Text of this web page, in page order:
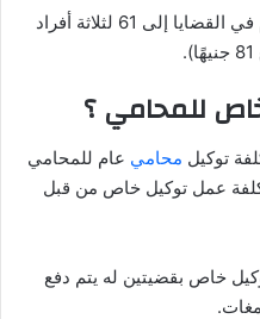
يصل سعر تكلفة التوكيل العام في القضايا إلى 61 لثلاثة أفراد
للمحامي ؟
توكيل محامي عام للمحامي
عمل توكيل خاص من قبل
خاص بقضيتين له يتم دفع